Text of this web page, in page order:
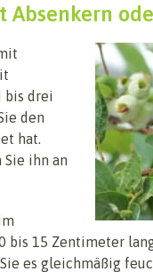
bis drei
den
hat.
ihn an
bis 15 Zentimeter
es gleichmäßig